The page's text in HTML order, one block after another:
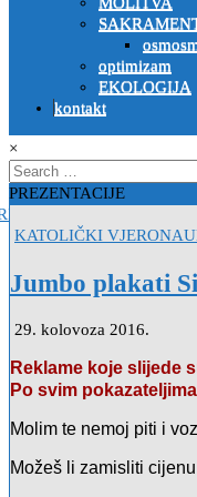
optimizam
EKOLOGIJA
kontakt
×
Search
for:
PREZENTACIJE
– pomalo pesimistična
Posted
KATOLIČKI
Jumbo plakati
29. kolovoza 2016.
Reklame koje slijede
Po svim
Molim te nemoj piti i
Možeš li zamisliti